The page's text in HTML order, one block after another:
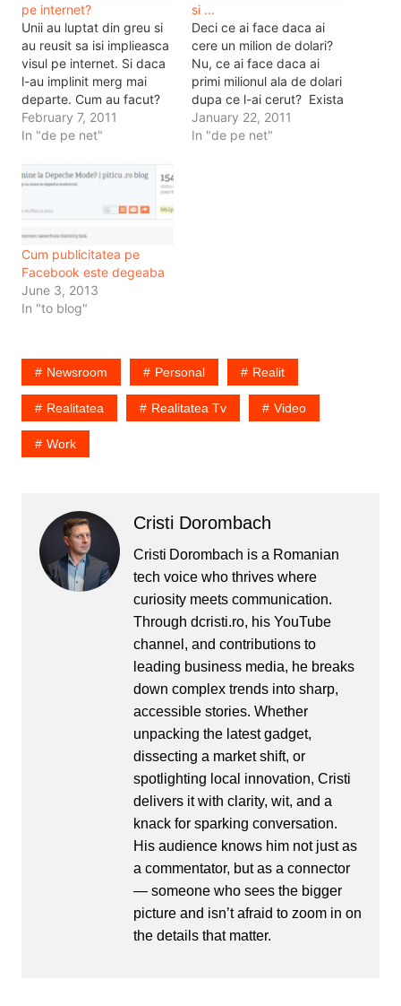
pe internet?
Unii au luptat din greu si
au reusit sa isi implieasca
visul pe internet. Si daca
l-au implinit merg mai
departe. Cum au facut?
Au muncit. Au deschis un
blog, au investit in el, au
au iesit din afacere pe
bani frumosi. Asa au facut
baietii…
February 7, 2011
In "de pe net"
si …
Deci ce ai face daca ai
cere un milion de dolari?
Nu, ce ai face daca ai
primi milionul ala de dolari
dupa ce l-ai cerut? Exista
un individ pe netul asta
care a pus un clip pe
January 22, 2011
In "de pe net"
Cum publicitatea pe
Facebook este degeaba
June 3, 2013
In "to blog"
Newsroom Personal Realit
Realitatea Realitatea Tv Video
Work
Cristi Dorombach
Cristi Dorombach is a Romanian
tech voice who thrives where
curiosity meets communication.
Through dcristi.ro, his YouTube
channel, and contributions to
leading business media, he breaks
down complex trends into sharp,
accessible stories. Whether
unpacking the latest gadget,
dissecting a market shift, or
spotlighting local innovation, Cristi
delivers it with clarity, wit, and a
knack for sparking conversation.
His audience knows him not just as
a commentator, but as a connector
— someone who sees the bigger
picture and isn’t afraid to zoom in on
the details that matter.